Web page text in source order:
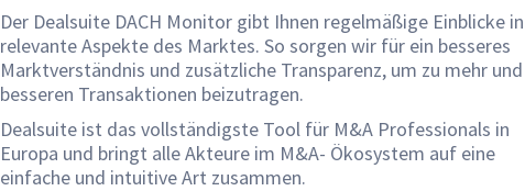
Der Dealsuite DACH Monitor gibt Ihnen regelmäßige Einblicke in
relevante Aspekte des Marktes. So sorgen wir für ein besseres
Marktverständnis und zusätzliche Transparenz, um zu mehr und
besseren Transaktionen beizutragen.
Dealsuite ist das vollständigste Tool für M&A Professionals in
Europa und bringt alle Akteure im M&A- Ökosystem auf eine
einfache und intuitive Art zusammen.